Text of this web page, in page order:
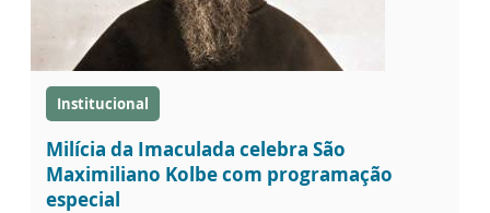
Institucional
Milícia da Imaculada celebra São
Maximiliano Kolbe com programação
especial